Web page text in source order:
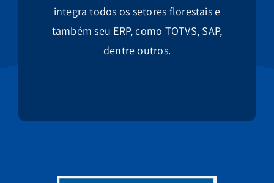
integra todos os setores florestais e
também seu ERP, como TOTVS, SAP,
dentre outros.